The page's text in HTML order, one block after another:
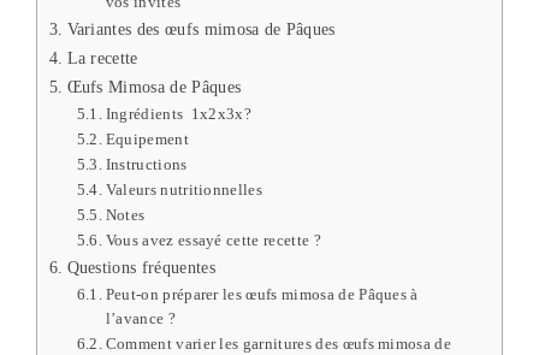
Variantes des œufs mimosa de Pâques
La recette
Œufs Mimosa de Pâques
Ingrédients 1x2x3x?
Equipement
Instructions
Valeurs nutritionnelles
Notes
Vous avez essayé cette recette ?
Questions fréquentes
Peut-on préparer les œufs mimosa de Pâques à
l’avance ?
Comment varier les garnitures des œufs mimosa de